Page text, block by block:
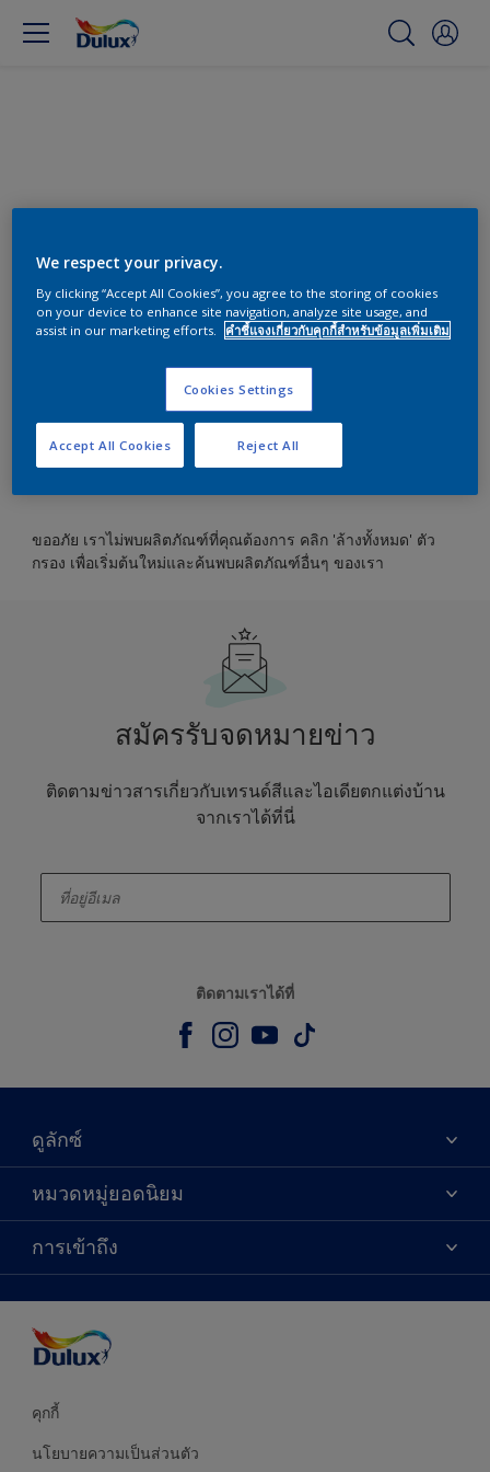
สีทาผนังและสีห้องนอน
ตัวกรอง
ขออภัย เราไม่พบผลิตภัณฑ์ที่คุณต้องการ คลิก 'ล้างทั้งหมด' ตัว
กรอง เพื่อเริ่มต้นใหม่และค้นพบผลิตภัณฑ์อื่นๆ ของเรา
สมัครรับจดหมายข่าว
ติดตามข่าวสารเกี่ยวกับเทรนด์สีและไอเดียตกแต่งบ้าน
จากเราได้ที่นี่
ติดตามเราได้ที่
ดูลักซ์
เกี่ยวกับดูลักซ์
ติดต่อเรา
ค้นหาร้านค้า
หมวดหมู่ยอดนิยม
ผลิตภัณฑ์
ไอเดียการตกแต่ง
คำแนะนำจากผู้เชี่ยวชาญ
บริการออกแบบสี
การเข้าถึง
คุกกี้
นโยบายความเป็นส่วนตัว
We respect your privacy.
By clicking “Accept All Cookies”, you agree to the storing of cookies
on your device to enhance site navigation, analyze site usage, and
assist in our marketing efforts.
คำชี้แจงเกี่ยวกับคุกกี้สำหรับข้อมูลเพิ่มเติม
Cookies Settings
Reject All
Accept All Cookies